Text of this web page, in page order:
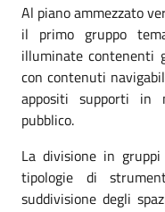
Al piano ammezzato
il primo gruppo
illuminate contenenti
con contenuti
appositi supporti in
pubblico.
La divisione in
tipologie di
suddivisione degli